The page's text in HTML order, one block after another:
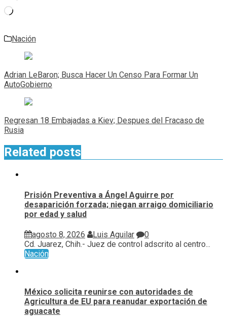
Cargando...
Nación
Navegación
de
entradas
Adrian LeBaron; Busca Hacer Un Censo Para Formar Un
AutoGobierno
Regresan 18 Embajadas a Kiev; Despues del Fracaso de
Rusia
Related posts
Prisión Preventiva a Ángel Aguirre por
desaparición forzada; niegan arraigo domiciliario
por edad y salud
agosto 8, 2026 Luis Aguilar
0
Cd. Juarez, Chih.- Juez de control adscrito al centro...
Nación
México solicita reunirse con autoridades de
Agricultura de EU para reanudar exportación de
aguacate